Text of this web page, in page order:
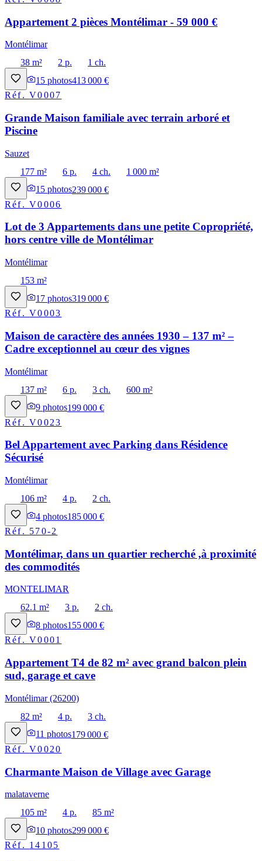
Appartement 2 pièces Montélimar - 59 000 €
Montélimar
38 m²
2 p.
1 ch.
15 photos413 000 €
Réf.V0007
Grande Maison familiale avec terrain arboré et
Piscine
Sauzet
177 m²
6 p. 4 ch.
1 000 m²
15 photos239 000 €
Réf.V0006
Lot de 3 Appartements dans une petite Copropriété,
hors centre ville de Montélimar
Montélimar
153 m²
17 photos319 000 €
Réf.V0003
Maison de caractère des années 1930 – 137 m² –
Cadre exceptionnel au cœur des vignes
Montélimar
137 m²
6 p. 3 ch.
600 m²
9 photos199 000 €
Réf.V0023
Bel Appartement avec Parking dans Résidence
Sécurisé
Montélimar
106 m²
4 p.
2 ch.
4 photos185 000 €
Réf. 570-2
Montélimar, dans un quartier recherché ,à proximité
des commodités
MONTELIMAR
62.1 m²
3 p.
2 ch.
8 photos155 000 €
Réf.V0001
Appartement T4 de 82 m² avec grand balcon plein
sud, garage et cave
Montélimar (26200)
82 m²
4 p.
3 ch.
11 photos179 000 €
Réf.V0020
Charmante Maison de Village avec Garage
malataverne
105 m²
4 p.
85 m²
10 photos299 000 €
Réf. 14105